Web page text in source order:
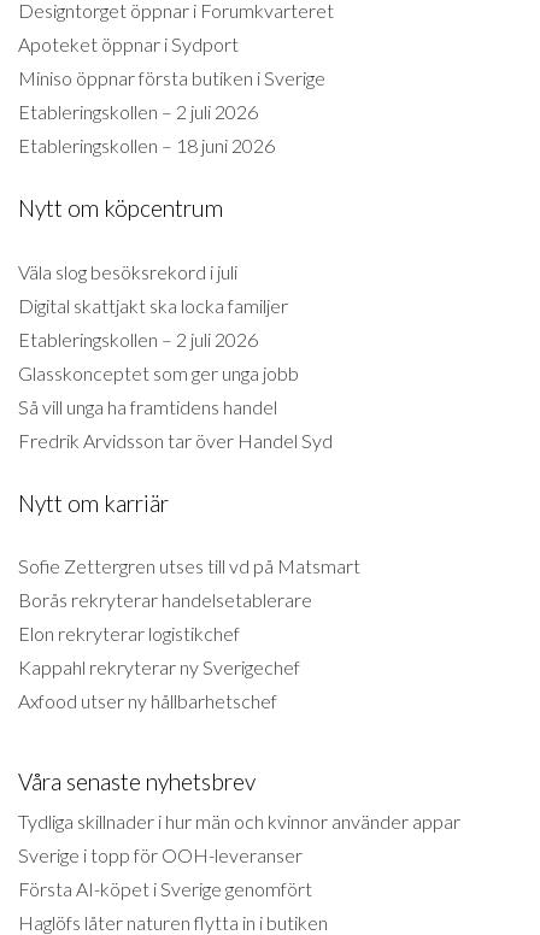
Designtorget öppnar i Forumkvarteret
Apoteket öppnar i Sydport
Miniso öppnar första butiken i Sverige
Etableringskollen – 2 juli 2026
Etableringskollen – 18 juni 2026
Nytt om köpcentrum
Väla slog besöksrekord i juli
Digital skattjakt ska locka familjer
Etableringskollen – 2 juli 2026
Glasskonceptet som ger unga jobb
Så vill unga ha framtidens handel
Fredrik Arvidsson tar över Handel Syd
Nytt om karriär
Sofie Zettergren utses till vd på Matsmart
Borås rekryterar handelsetablerare
Elon rekryterar logistikchef
Kappahl rekryterar ny Sverigechef
Axfood utser ny hållbarhetschef
Våra senaste nyhetsbrev
Tydliga skillnader i hur män och kvinnor använder appar
Sverige i topp för OOH-leveranser
Första AI-köpet i Sverige genomfört
Haglöfs låter naturen flytta in i butiken